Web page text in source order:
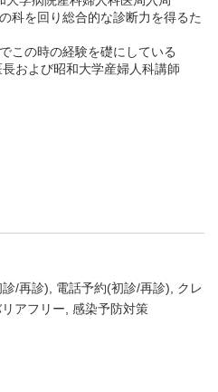
科を回り総合的な診断力を得るた
この時の経験を礎にしている
および昭和大学産婦人科講師
/再診) 電話予約(初診/再診)
クレ
アフリー 感染予防対策